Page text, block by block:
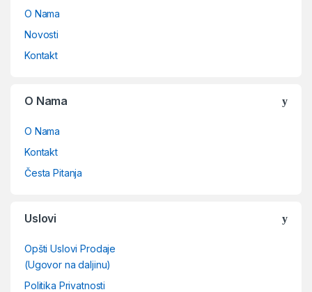
O Nama
Novosti
Kontakt
O Nama
O Nama
Kontakt
Česta Pitanja
Uslovi
Opšti Uslovi Prodaje
(Ugovor na daljinu)
Politika Privatnosti